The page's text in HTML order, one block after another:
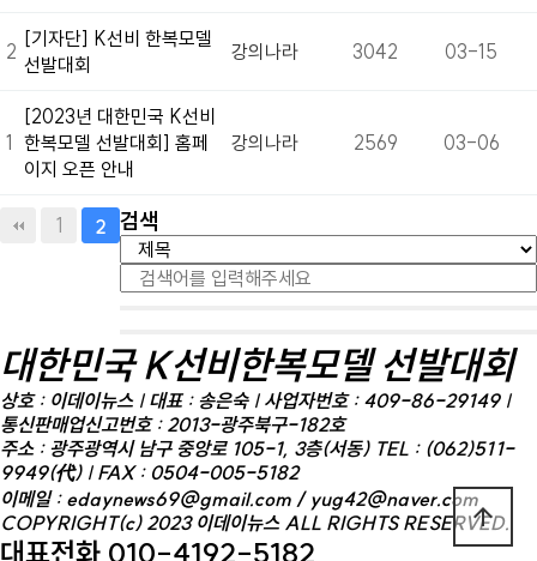
2
[기자단] K선비 한복모델
선발대회
강의나라 3042 03-15
1
[2023년 대한민국 K선비
한복모델 선발대회] 홈페
이지 오픈 안내
강의나라 2569 03-06
1 2 검색
arrow_upward
대한민국 K선비한복모델 선발대회
상호 : 이데이뉴스 | 대표 : 송은숙 | 사업자번호 : 409-86-29149 |
통신판매업신고번호 : 2013-광주북구-182호
주소 : 광주광역시 남구 중앙로 105-1, 3층(서동) TEL : (062)511-
9949(代) | FAX : 0504-005-5182
이메일 : edaynews69@gmail.com / yug42@naver.com
COPYRIGHT(c) 2023 이데이뉴스 ALL RIGHTS RESERVED.
대표전화 010-4192-5182